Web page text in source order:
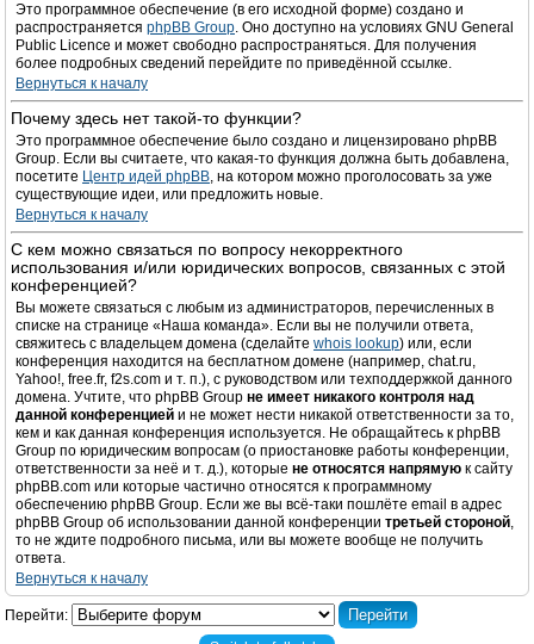
Это программное обеспечение (в его исходной форме) создано и
распространяется phpBB Group. Оно доступно на условиях GNU General
Public Licence и может свободно распространяться. Для получения
более подробных сведений перейдите по приведённой ссылке.
Вернуться к началу
Почему здесь нет такой-то функции?
Это программное обеспечение было создано и лицензировано phpBB
Group. Если вы считаете, что какая-то функция должна быть добавлена,
посетите Центр идей phpBB, на котором можно проголосовать за уже
существующие идеи, или предложить новые.
Вернуться к началу
С кем можно связаться по вопросу некорректного
использования и/или юридических вопросов, связанных с этой
конференцией?
Вы можете связаться с любым из администраторов, перечисленных в
списке на странице «Наша команда». Если вы не получили ответа,
свяжитесь с владельцем домена (сделайте whois lookup) или, если
конференция находится на бесплатном домене (например, chat.ru,
Yahoo!, free.fr, f2s.com и т. п.), с руководством или техподдержкой данного
домена. Учтите, что phpBB Group не имеет никакого контроля над
данной конференцией и не может нести никакой ответственности за то,
кем и как данная конференция используется. Не обращайтесь к phpBB
Group по юридическим вопросам (о приостановке работы конференции,
ответственности за неё и т. д.), которые не относятся напрямую к сайту
phpBB.com или которые частично относятся к программному
обеспечению phpBB Group. Если же вы всё-таки пошлёте email в адрес
phpBB Group об использовании данной конференции третьей стороной,
то не ждите подробного письма, или вы можете вообще не получить
ответа.
Вернуться к началу
Перейти: